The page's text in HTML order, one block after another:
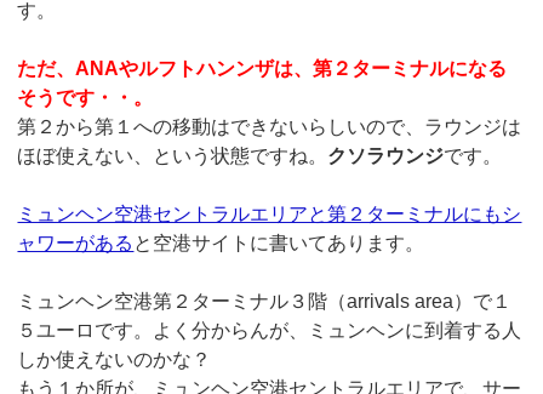
す。
ただ、ANAやルフトハンンザは、第２ターミナルになる
そうです・・。
第２から第１への移動はできないらしいので、ラウンジは
ほぼ使えない、という状態ですね。 クソラウンジです。
ミュンヘン空港セントラルエリアと第２ターミナルにもシ
ャワーがある と空港サイトに書いてあります。
ミュンヘン空港第２ターミナル３階（arrivals area）で１
５ユーロです。よく分からんが、ミュンヘンに到着する人
しか使えないのかな？
もう１か所が、ミュンヘン空港セントラルエリアで、サー